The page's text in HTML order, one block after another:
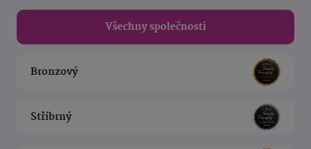
Všechny společnosti
Bronzový
Stříbrný